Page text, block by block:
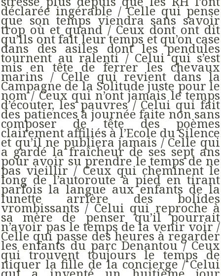
déclarée ingérable / Celle qui pense
que son temps viendra sans savoir
trop où et quand / Ceux dont ont dit
qu’ils ont fait leur temps et qu’on case
dans des asiles dont les pendules
tournent au ralenti / Celui qui s’est
mis en tête de ferrer les chevaux
marins / Celle qui revient dans la
Campagne de la Solitude juste pour le
nom / Ceux qui n’ont jamais le temps
d’écouter, les pauvres / Celui qui fait
des patiences à journée faite non sans
composer de tête des poèmes
clairement affiliés à l’Ecole du Silence
et qu’il ne publiera jamais / Celle qui
a gardé la fraîcheur de ses sept ans
pour avoir su prendre le temps de ne
pas vieillir / Ceux qui cheminent le
long de l’autoroute à pied en tirant
parfois la langue aux enfants de la
lunette arrière des bolides
vrombissants / Celui qui reproche à
sa mère de penser qu’il pourrait
n’avoir pas le temps de la venir voir /
Celle qui passe des heures à regarder
les enfants du parc Denantou / Ceux
qui trouvent toujours le temps de
niquer la fille de la concierge / Celui